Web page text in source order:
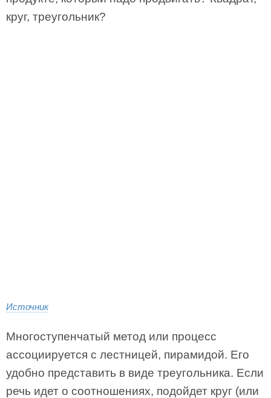
круг, треугольник?
Источник
Многоступенчатый метод или процесс
ассоциируется с лестницей, пирамидой. Его
удобно представить в виде треугольника. Если
речь идет о соотношениях, подойдет круг (или